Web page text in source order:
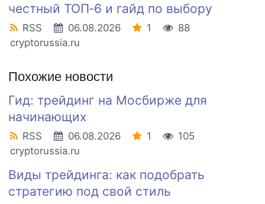
честный ТОП‑6 и гайд по выбору
RSS 06.08.2026 1
88
cryptorussia.ru
Похожие новости
Гид: трейдинг на Мосбирже для
начинающих
RSS 06.08.2026 1
105
cryptorussia.ru
Виды трейдинга: как подобрать
стратегию под свой стиль